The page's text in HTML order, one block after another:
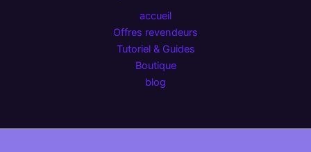
accueil
Offres revendeurs
Tutoriel & Guides
Boutique
blog